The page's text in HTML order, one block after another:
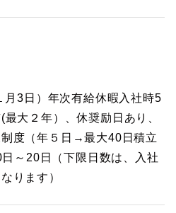
3日）年次有給休暇入社時5
大２年）、休奨励日あり、
度（年５日→最大40日積立
～20日（下限日数は、入社
ります）